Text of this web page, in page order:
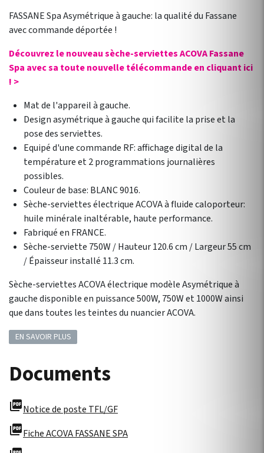
FASSANE Spa Asymétrique à gauche: la qualité du Fassane
avec commande déportée !
Découvrez le nouveau sèche-serviettes ACOVA Fassane
Spa avec sa toute nouvelle télécommande en cliquant ici
! >
Mat de l'appareil à gauche.
Design asymétrique à gauche qui facilite la prise et la
pose des serviettes.
Equipé d'une commande RF: affichage digital de la
température et 2 programmations journalières
possibles.
Couleur de base: BLANC 9016.
Sèche-serviettes électrique ACOVA à fluide caloporteur:
huile minérale inaltérable, haute performance.
Fabriqué en FRANCE.
Sèche-serviette 750W / Hauteur 120.6 cm / Largeur 55 cm
/ Épaisseur installé 11.3 cm.
Sèche-serviettes ACOVA électrique modèle Asymétrique à
gauche disponible en puissance 500W, 750W et 1000W ainsi
que dans toutes les teintes du nuancier ACOVA.
EN SAVOIR PLUS
Documents
picture_as_pdfNotice de poste TFL/GF
picture_as_pdfFiche ACOVA FASSANE SPA